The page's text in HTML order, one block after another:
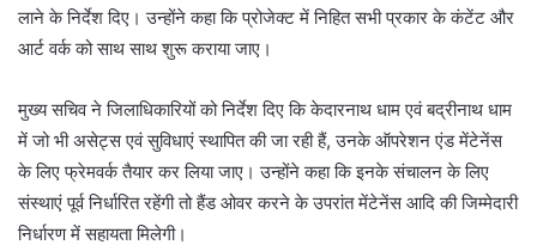
लाने के निर्देश दिए। उन्होंने कहा कि प्रोजेक्ट में निहित सभी प्रकार के कंटेंट और
आर्ट वर्क को साथ साथ शुरू कराया जाए।
मुख्य सचिव ने जिलाधिकारियों को निर्देश दिए कि केदारनाथ धाम एवं बद्रीनाथ धाम
में जो भी असेट्स एवं सुविधाएं स्थापित की जा रही हैं, उनके ऑपरेशन एंड मेंटेनेंस
के लिए फ्रेमवर्क तैयार कर लिया जाए। उन्होंने कहा कि इनके संचालन के लिए
संस्थाएं पूर्व निर्धारित रहेंगी तो हैंड ओवर करने के उपरांत मेंटेनेंस आदि की जिम्मेदारी
निर्धारण में सहायता मिलेगी।